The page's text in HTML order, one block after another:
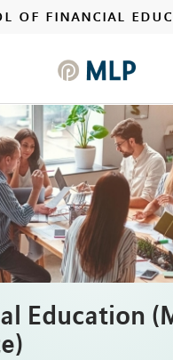
of financial
Education